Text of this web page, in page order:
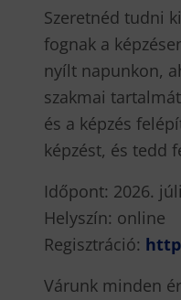
Szeretnéd tudni
fognak a
nyílt napunkon,
szakmai
és a képzés
képzést, és tedd
Időpont: 2026.
Helyszín: online
Regisztráció:
Várunk minden